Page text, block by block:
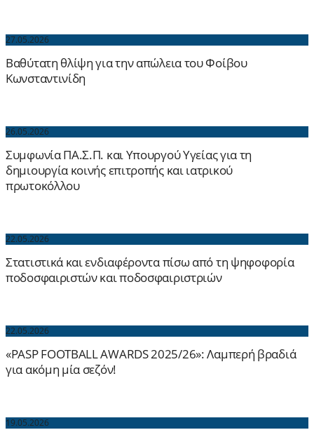
27.05.2026
Βαθύτατη θλίψη για την απώλεια του Φοίβου
Κωνσταντινίδη
26.05.2026
Συμφωνία ΠΑ.Σ.Π. και Υπουργού Υγείας για τη
δημιουργία κοινής επιτροπής και ιατρικού
πρωτοκόλλου
22.05.2026
Στατιστικά και ενδιαφέροντα πίσω από τη ψηφοφορία
ποδοσφαιριστών και ποδοσφαιριστριών
22.05.2026
«PASP FOOTBALL AWARDS 2025/26»: Λαμπερή βραδιά
για ακόμη μία σεζόν!
19.05.2026